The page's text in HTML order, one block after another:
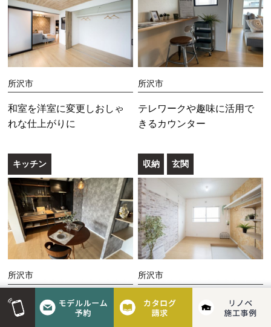
所沢市
和室を洋室に変更しおしゃ
れな仕上がりに
所沢市
テレワークや趣味に活用で
きるカウンター
キッチン
所沢市
木とブラックアイアンのキ
ッチンリノベ
収納 玄関
所沢市
土間でアウトドア収納でき
る空間